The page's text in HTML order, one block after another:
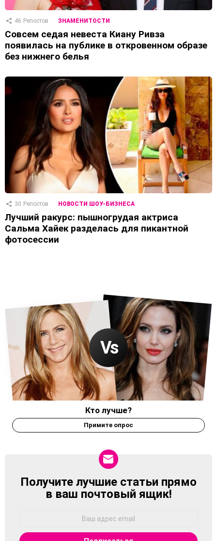
46 Репостов ЗНАМЕНИТОСТИ
Совсем седая невеста Киану Ривза
появилась на публике в откровенном образе
без нижнего белья
30 Репостов НОВОСТИ ШОУ-БИЗНЕСА
Лучший ракурс: пышногрудая актриса
Сальма Хайек разделась для пикантной
фотосессии
Кто лучше?
Примите опрос
NEWSLETTER
Получите лучшие статьи прямо
в ваш почтовый ящик!